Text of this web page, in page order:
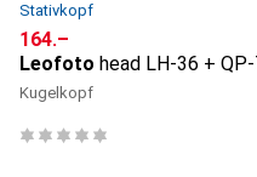
Stativkopf
CHF
164.–
Leofoto head LH-36 +
Kugelkopf